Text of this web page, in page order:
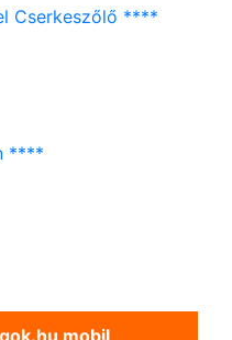
Cserkeszőlő ****
****